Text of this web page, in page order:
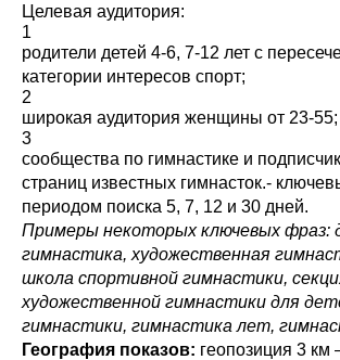
Целевая аудитория:
1
родители детей 4-6, 7-12 лет с
категории интересов спорт;
2
широкая аудитория женщины от 23-55;
3
сообщества по гимнастике и
страниц известных гимнасток.-
периодом поиска 5, 7, 12 и 30 дней.
Примеры некоторых ключевых фраз:
гимнастика, художественная
школа спортивной гимнастики,
художественной гимнастики для
гимнастики, гимнастика лет,
География показов: геопозиция 3 км